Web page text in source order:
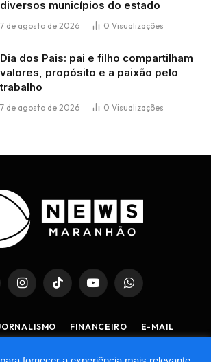
diversos municípios do estado
7 de agosto de 2026 0 Visualizações
Dia dos Pais: pai e filho compartilham
valores, propósito e a paixão pelo
trabalho
7 de agosto de 2026 0 Visualizações
InstagramTikTok YouTubeWhatsApp
FINANCEIRO
E-MAIL